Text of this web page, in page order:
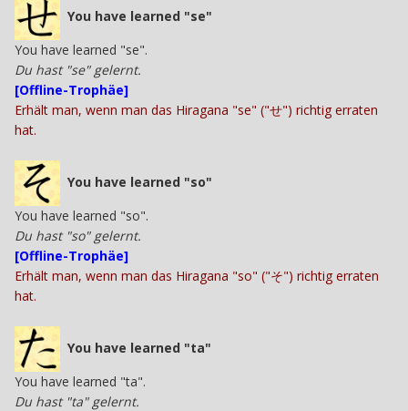
You have learned "se"
You have learned "se".
Du hast "se" gelernt.
[Offline-Trophäe]
Erhält man, wenn man das Hiragana "se" ("せ") richtig erraten
hat.
You have learned "so"
You have learned "so".
Du hast "so" gelernt.
[Offline-Trophäe]
Erhält man, wenn man das Hiragana "so" ("そ") richtig erraten
hat.
You have learned "ta"
You have learned "ta".
Du hast "ta" gelernt.